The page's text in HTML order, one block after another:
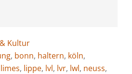
Kultur
, bonn, haltern, köln,
limes, lippe, lvl, lvr, lwl, neuss,